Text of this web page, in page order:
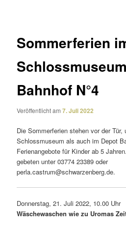
Sommerferien
Bahnhof N°4
Veröffentlicht am7. Juli 2022
Die Sommerferien stehen vor der Tür,
Schlossmuseum als auch im Depot
Ferienangebote für Kinder ab 5
gebeten unter 03774 23389 oder
perla.castrum@schwarzenberg.de.
Donnerstag, 21. Juli 2022, 10.00 Uhr
Wäschewaschen wie zu Uromas